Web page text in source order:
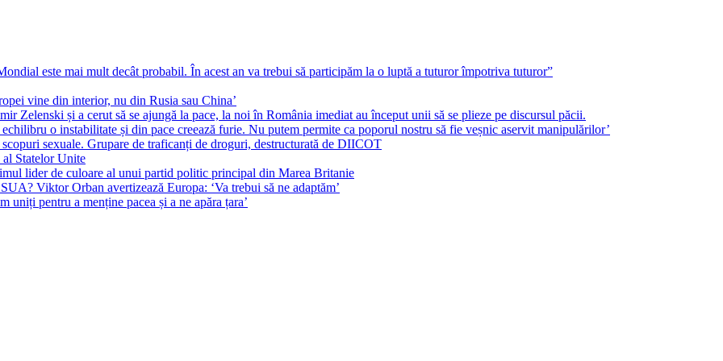
este mai mult decât probabil. În acest an va trebui să participăm la o luptă a tuturor împotriva tuturor”
vine din interior, nu din Rusia sau China’
și a cerut să se ajungă la pace, la noi în România imediat au început unii să se plieze pe discursul păcii.
o instabilitate și din pace creează furie. Nu putem permite ca poporul nostru să fie veșnic aservit manipulărilor’
sexuale. Grupare de traficanți de droguri, destructurată de DIICOT
al Statelor Unite
lider de culoare al unui partid politic principal din Marea Britanie
Viktor Orban avertizează Europa: ‘Va trebui să ne adaptăm’
pentru a menține pacea și a ne apăra țara’